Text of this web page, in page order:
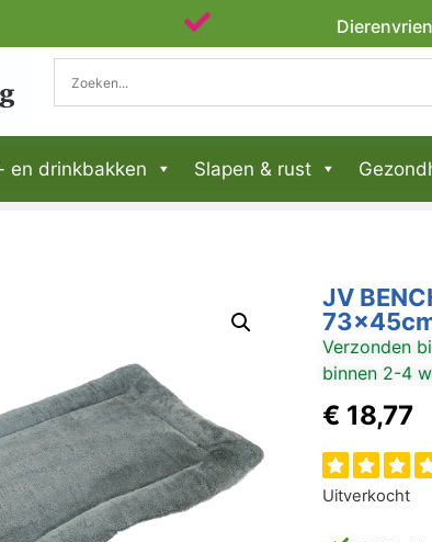
en drinkbakken Slapen & rust
JV
Verzonden
binnen 2-4
€ 18,77
Uitverkocht